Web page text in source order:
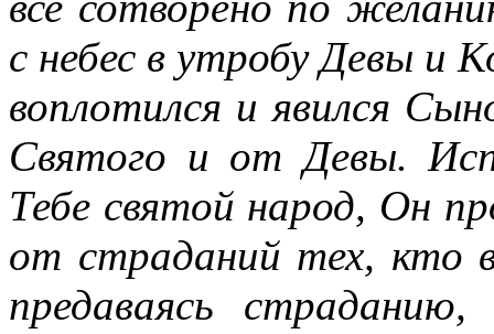
с небес в утробу Девы и
воплотился и явился
Святого и от Девы.
Тебе святой народ, Он
от страданий тех, кто
предаваясь